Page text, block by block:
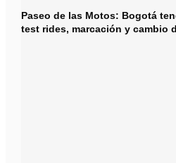
Paseo de las Motos: Bogotá
test rides, marcación y cambio